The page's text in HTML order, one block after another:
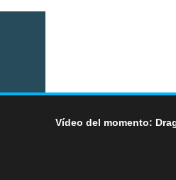
Vídeo del momento: